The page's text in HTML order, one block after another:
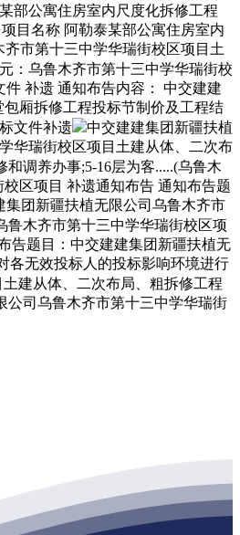
部公寓住房室内尺度化拆修工程
目名称 阿勒泰某部公寓住房室内
市第十三中学华瑞街校区项目土
：乌鲁木齐市第十三中学华瑞街校
补遗 通知布告内容： 中交建建
厢拆修工程投标节制价及工程结
文件补遗
中交建建集团新疆扶植
华瑞街校区项目土建从体、二次布
调养办事;5-16层为客.....(乌鲁木
区项目 补遗通知布告 通知布告题
团新疆扶植无限公司乌鲁木齐市
鲁木齐市第十三中学华瑞街校区项
告题目：中交建建集团新疆扶植无
各无效投标人的投标影响环境进行
建从体、二次布局、粗拆修工程
公司乌鲁木齐市第十三中学华瑞街